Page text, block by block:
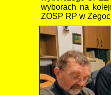
wyborach na
ZOSP RP w